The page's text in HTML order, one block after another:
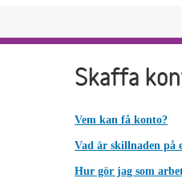
Skaffa
Vem kan få konto?
Vad är skillnaden på
Hur gör jag som